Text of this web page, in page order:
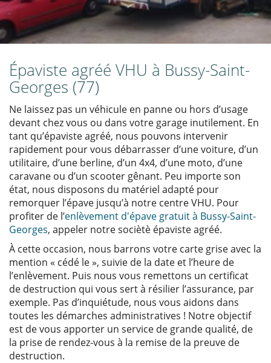
Épaviste agréé VHU à Bussy-Saint-
Georges (77)
Ne laissez pas un véhicule en panne ou hors d’usage
devant chez vous ou dans votre garage inutilement. En
tant qu’épaviste agréé, nous pouvons intervenir
rapidement pour vous débarrasser d’une voiture, d’un
utilitaire, d’une berline, d’un 4x4, d’une moto, d’une
caravane ou d’un scooter gênant. Peu importe son
état, nous disposons du matériel adapté pour
remorquer l’épave jusqu’à notre centre VHU. Pour
profiter de l’enlèvement d'épave gratuit à Bussy-Saint-
Georges, appeler notre sociètè épaviste agréé.
À cette occasion, nous barrons votre carte grise avec la
mention « cédé le », suivie de la date et l’heure de
l’enlèvement. Puis nous vous remettons un certificat
de destruction qui vous sert à résilier l’assurance, par
exemple. Pas d’inquiétude, nous vous aidons dans
toutes les démarches administratives ! Notre objectif
est de vous apporter un service de grande qualité, de
la prise de rendez-vous à la remise de la preuve de
destruction.